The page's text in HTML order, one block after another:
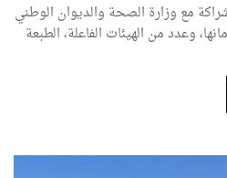
مع وزارة الصحة والديوان الوطني
وعدد من الهيئات الفاعلة، الطبعة